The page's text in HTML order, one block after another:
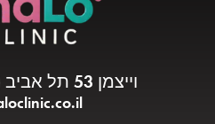
וייצמן 53 תל אביב (כיכר המדינה)